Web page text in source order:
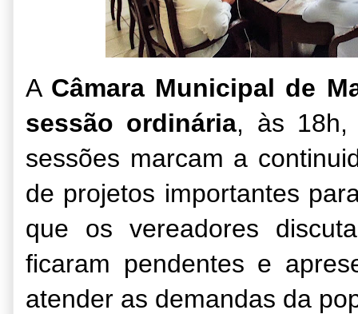
A Câmara Municipal de
sessão ordinária, às 18h,
sessões marcam a
de projetos importantes
que os vereadores
ficaram pendentes e
atender as demandas da